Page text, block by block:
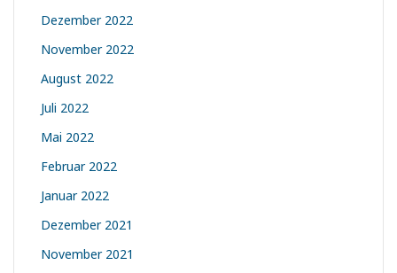
Dezember 2022
November 2022
August 2022
Juli 2022
Mai 2022
Februar 2022
Januar 2022
Dezember 2021
November 2021